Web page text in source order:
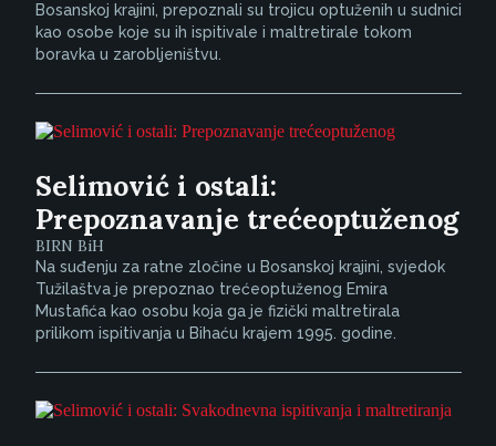
Bosanskoj krajini, prepoznali su trojicu optuženih u sudnici
kao osobe koje su ih ispitivale i maltretirale tokom
boravka u zarobljeništvu.
Selimović i ostali:
Prepoznavanje trećeoptuženog
BIRN BiH
Na suđenju za ratne zločine u Bosanskoj krajini, svjedok
Tužilaštva je prepoznao trećeoptuženog Emira
Mustafića kao osobu koja ga je fizički maltretirala
prilikom ispitivanja u Bihaću krajem 1995. godine.